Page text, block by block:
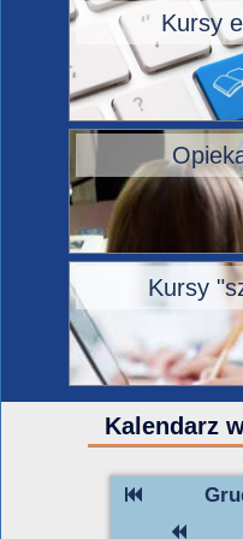
Kursy
Kursy
Kalendarz